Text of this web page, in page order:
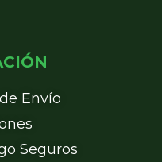
Envío
Seguros